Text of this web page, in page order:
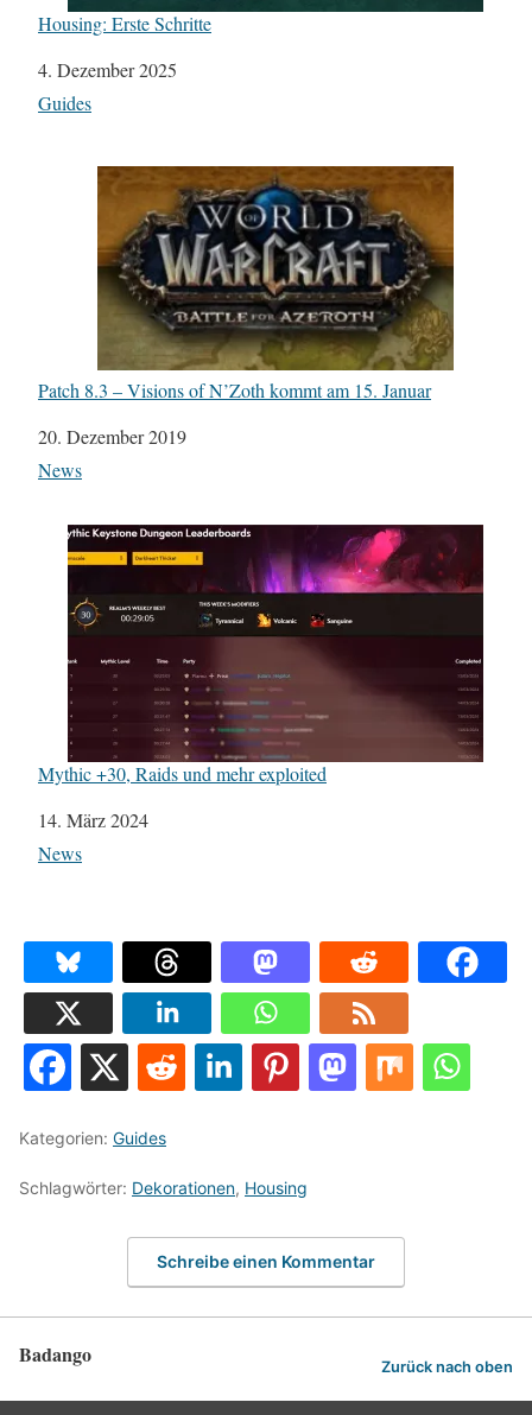
Housing: Erste Schritte
Datum
4. Dezember 2025
In Bezug auf
Guides
Patch 8.3 – Visions of N’Zoth kommt am 15. Januar
Datum
20. Dezember 2019
In Bezug auf
News
Mythic +30, Raids und mehr exploited
Datum
14. März 2024
In Bezug auf
News
Kategorien: Guides
Schlagwörter: Dekorationen, Housing
Schreibe einen Kommentar
Badango Zurück nach oben